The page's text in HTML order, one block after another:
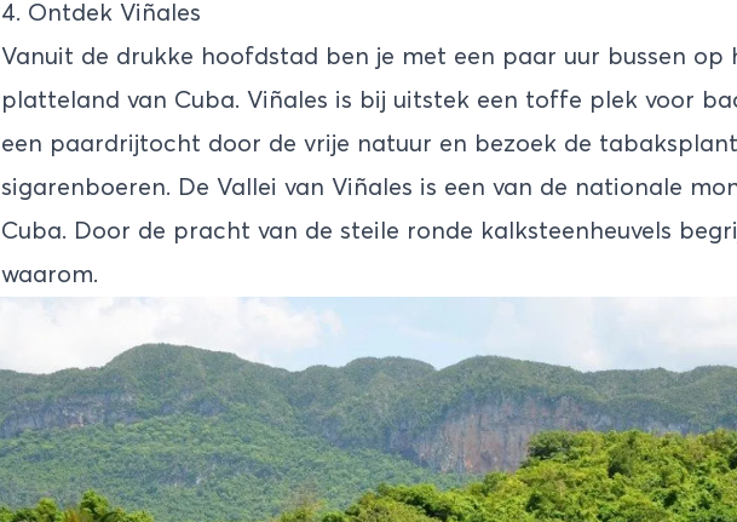
4. Ontdek Viñales
Vanuit de drukke hoofdstad ben je met een paar uur bussen op
platteland van Cuba. Viñales is bij uitstek een toffe plek voor
een paardrijtocht door de vrije natuur en bezoek de
sigarenboeren. De Vallei van Viñales is een van de nationale
Cuba. Door de pracht van de steile ronde kalksteenheuvels
waarom.